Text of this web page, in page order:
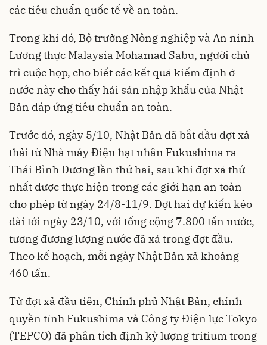
các tiêu chuẩn quốc tế về an toàn.
Trong khi đó, Bộ trưởng Nông nghiệp và An ninh
Lương thực Malaysia Mohamad Sabu, người chủ
trì cuộc họp, cho biết các kết quả kiểm định ở
nước này cho thấy hải sản nhập khẩu của Nhật
Bản đáp ứng tiêu chuẩn an toàn.
Trước đó, ngày 5/10, Nhật Bản đã bắt đầu đợt xả
thải từ Nhà máy Điện hạt nhân Fukushima ra
Thái Bình Dương lần thứ hai, sau khi đợt xả thứ
nhất được thực hiện trong các giới hạn an toàn
cho phép từ ngày 24/8-11/9. Đợt hai dự kiến kéo
dài tới ngày 23/10, với tổng cộng 7.800 tấn nước,
tương đương lượng nước đã xả trong đợt đầu.
Theo kế hoạch, mỗi ngày Nhật Bản xả khoảng
460 tấn.
Từ đợt xả đầu tiên, Chính phủ Nhật Bản, chính
quyền tỉnh Fukushima và Công ty Điện lực Tokyo
(TEPCO) đã phân tích định kỳ lượng tritium trong